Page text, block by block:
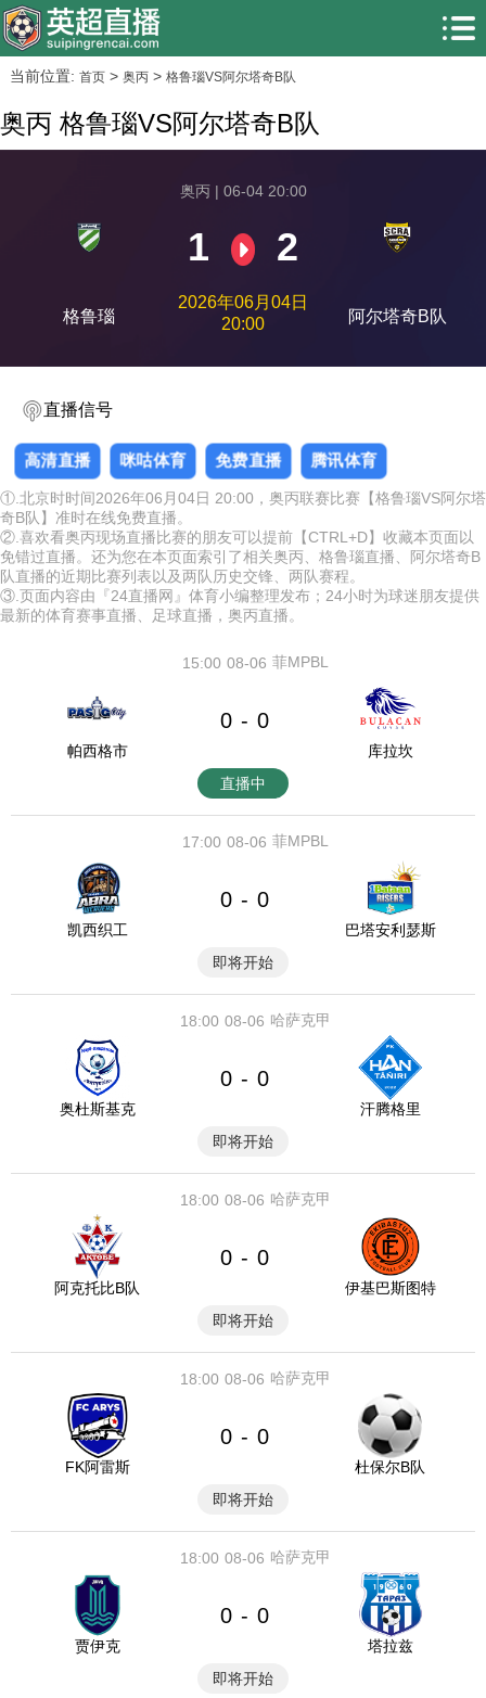
当前位置: 首页> 奥丙> 格鲁瑙VS阿尔塔奇B队
奥丙 格鲁瑙VS阿尔塔奇B队
格鲁瑙
奥丙 | 06-04 20:00
1 2
2026年06月04日
20:00
阿尔塔奇B队
直播信号
高清直播 咪咕体育 免费直播 腾讯体育
①.北京时时间2026年06月04日 20:00，奥丙联赛比赛【格鲁瑙VS阿尔塔
奇B队】准时在线免费直播。
②.喜欢看奥丙现场直播比赛的朋友可以提前【CTRL+D】收藏本页面以
免错过直播。还为您在本页面索引了相关奥丙、格鲁瑙直播、阿尔塔奇B
队直播的近期比赛列表以及两队历史交锋、两队赛程。
③.页面内容由『24直播网』体育小编整理发布；24小时为球迷朋友提供
最新的体育赛事直播、足球直播，奥丙直播。
08-06
15:00 菲MPBL
帕西格市
0 - 0
库拉坎
直播中
08-06
17:00 菲MPBL
凯西织工
0 - 0
巴塔安利瑟斯
即将开始
08-06
18:00 哈萨克甲
奥杜斯基克
0 - 0
汗腾格里
即将开始
08-06
18:00 哈萨克甲
阿克托比B队
0 - 0
伊基巴斯图特
即将开始
08-06
18:00 哈萨克甲
FK阿雷斯
0 - 0
杜保尔B队
即将开始
08-06
18:00 哈萨克甲
贾伊克
0 - 0
塔拉兹
即将开始